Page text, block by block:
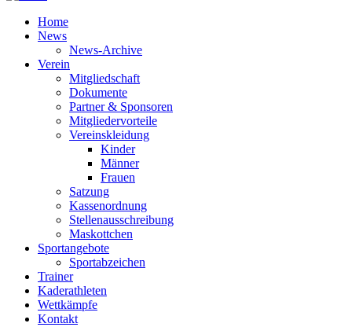
Home
News
News-Archive
Verein
Mitgliedschaft
Dokumente
Partner & Sponsoren
Mitgliedervorteile
Vereinskleidung
Kinder
Männer
Frauen
Satzung
Kassenordnung
Stellenausschreibung
Maskottchen
Sportangebote
Sportabzeichen
Trainer
Kaderathleten
Wettkämpfe
Kontakt